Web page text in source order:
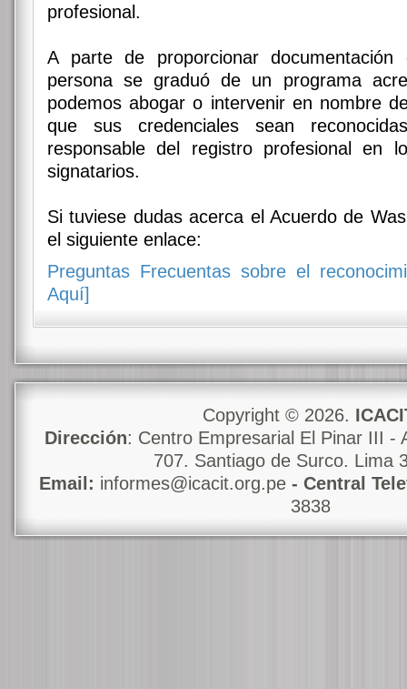
profesional.
A parte de proporcionar
persona se graduó de un programa
podemos abogar o intervenir en nombre
que sus credenciales sean
responsable del registro profesional en
signatarios.
Si tuviese dudas acerca el Acuerdo de
el siguiente enlace:
Preguntas Frecuentas sobre el
Aquí]
Copyright © 2026.
Dirección: Centro Empresarial El Pinar III -
707. Santiago de Surco. Lima
Email: informes@icacit.org.pe - Central
3838